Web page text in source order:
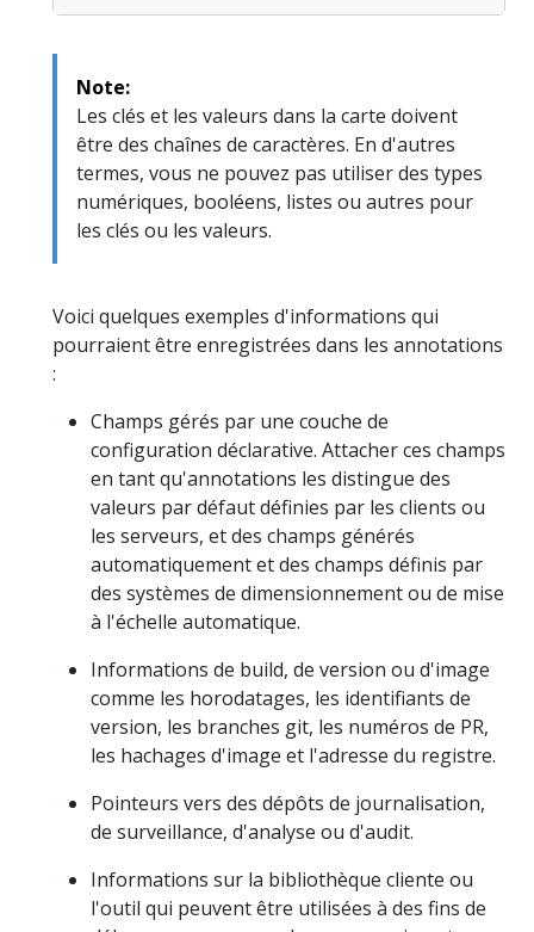
Note:
Les clés et les valeurs dans la carte doivent
être des chaînes de caractères. En d'autres
termes, vous ne pouvez pas utiliser des types
numériques, booléens, listes ou autres pour
les clés ou les valeurs.
Voici quelques exemples d'informations qui
pourraient être enregistrées dans les annotations
:
Champs gérés par une couche de
configuration déclarative. Attacher ces champs
en tant qu'annotations les distingue des
valeurs par défaut définies par les clients ou
les serveurs, et des champs générés
automatiquement et des champs définis par
des systèmes de dimensionnement ou de mise
à l'échelle automatique.
Informations de build, de version ou d'image
comme les horodatages, les identifiants de
version, les branches git, les numéros de PR,
les hachages d'image et l'adresse du registre.
Pointeurs vers des dépôts de journalisation,
de surveillance, d'analyse ou d'audit.
Informations sur la bibliothèque cliente ou
l'outil qui peuvent être utilisées à des fins de